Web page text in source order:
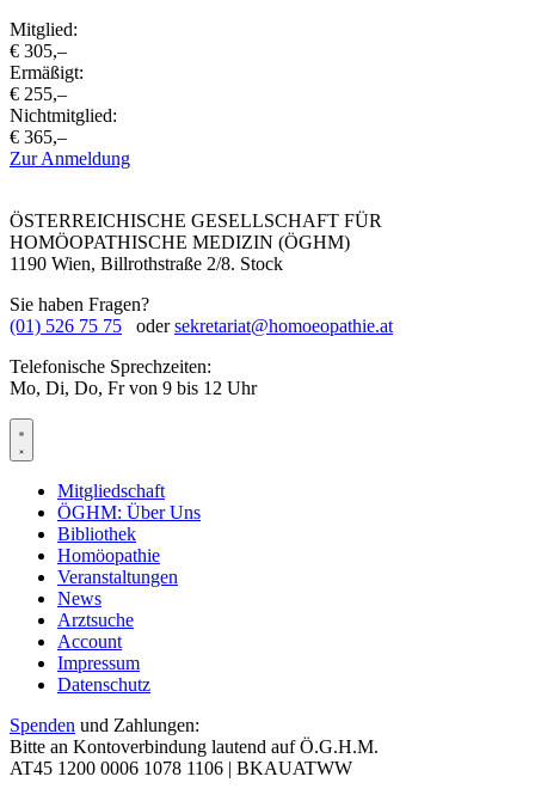
Mitglied:
€ 305,–
Ermäßigt:
€ 255,–
Nichtmitglied:
€ 365,–
Zur Anmeldung
ÖSTERREICHISCHE GESELLSCHAFT FÜR
HOMÖOPATHISCHE MEDIZIN (ÖGHM)
1190 Wien, Billrothstraße 2/8. Stock
Sie haben Fragen?
(01) 526 75 75 odersekretariat@homoeopathie.at
Telefonische Sprechzeiten:
Mo, Di, Do, Fr von 9 bis 12 Uhr
Mitgliedschaft
ÖGHM: Über Uns
Bibliothek
Homöopathie
Veranstaltungen
News
Arztsuche
Account
Impressum
Datenschutz
Spenden und Zahlungen:
Bitte an Kontoverbindung lautend auf Ö.G.H.M.
AT45 1200 0006 1078 1106 | BKAUATWW